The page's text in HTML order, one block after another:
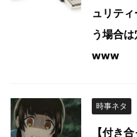
ュリテ
う場合
www
時事ネタ
【付き